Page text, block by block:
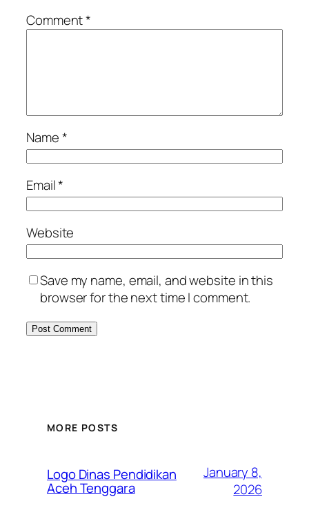
Comment*
Name*
Email*
Website
Save my name, email, and website in this
browser for the next time I comment.
MORE POSTS
Logo Dinas Pendidikan
Aceh Tenggara
January 8,
2026